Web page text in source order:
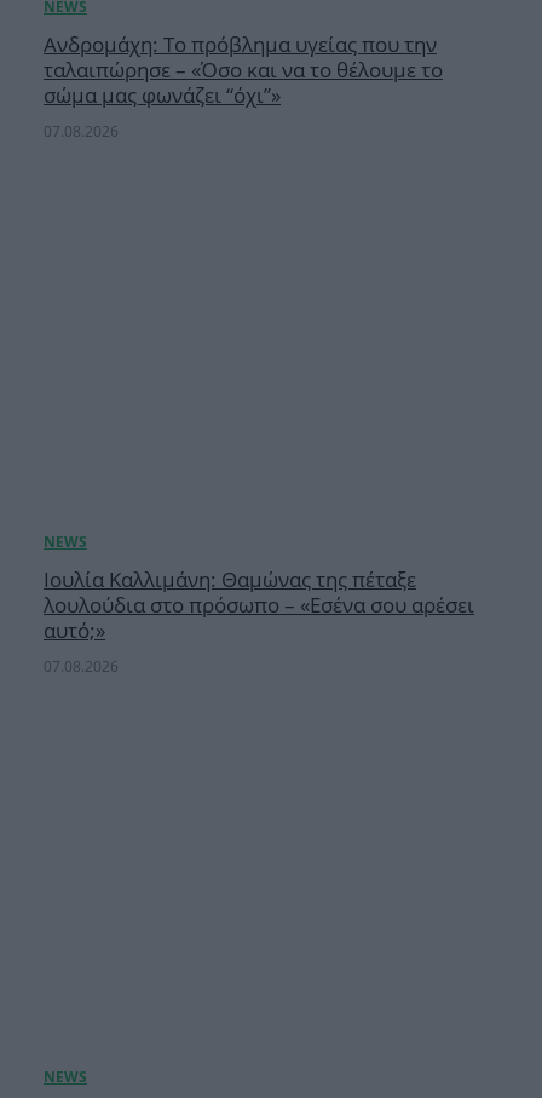
Ανδρομάχη: Το πρόβλημα υγείας που την
ταλαιπώρησε – «Όσο και να το θέλουμε το
σώμα μας φωνάζει “όχι”»
07.08.2026
Ιουλία Καλλιμάνη: Θαμώνας της πέταξε
λουλούδια στο πρόσωπο – «Εσένα σου αρέσει
αυτό;»
07.08.2026